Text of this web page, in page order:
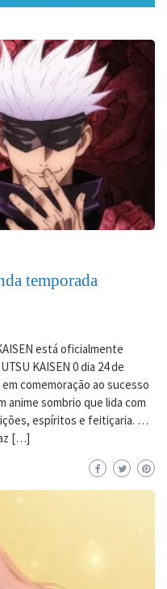
temporada
está oficialmente
KAISEN 0 dia 24 de
comemoração ao sucesso
anime sombrio que lida com
espíritos e feitiçaria. …
[…]